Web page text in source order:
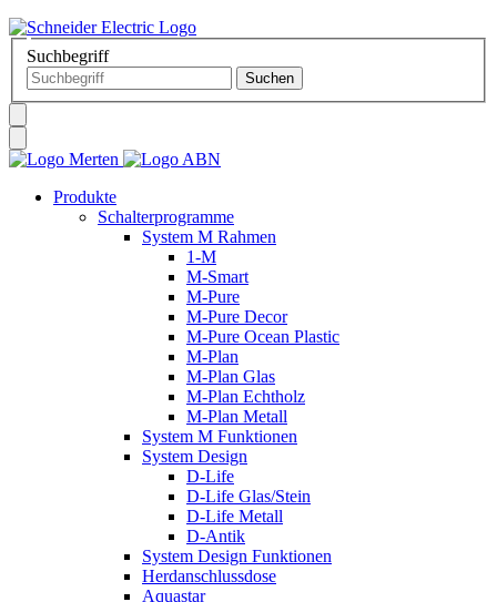
Suchbegriff
Produkte
Schalterprogramme
System M Rahmen
1-M
M-Smart
M-Pure
M-Pure Decor
M-Pure Ocean Plastic
M-Plan
M-Plan Glas
M-Plan Echtholz
M-Plan Metall
System M Funktionen
System Design
D-Life
D-Life Glas/Stein
D-Life Metall
D-Antik
System Design Funktionen
Herdanschlussdose
Aquastar